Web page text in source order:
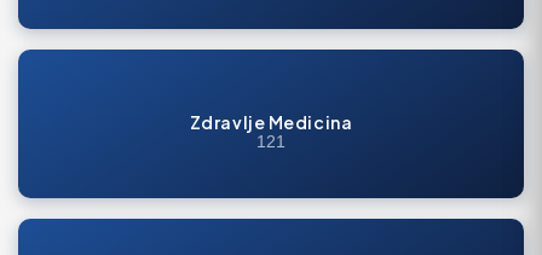
Zdravlje Medicina
121